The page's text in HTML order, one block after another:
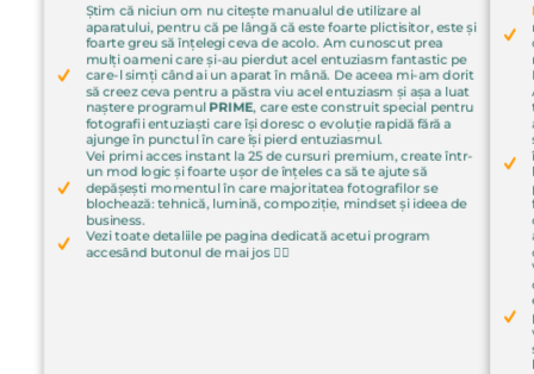
Știm că niciun om nu citește manualul de utilizare al
aparatului, pentru că pe lângă că este foarte plictisitor, este și
foarte greu să înțelegi ceva de acolo. Am cunoscut prea
mulți oameni care și-au pierdut acel entuziasm fantastic pe
care-l simți când ai un aparat în mână. De aceea mi-am dorit
să creez ceva pentru a păstra viu acel entuziasm și așa a luat
naștere programul PRIME, care este construit special pentru
fotografii entuziaști care își doresc o evoluție rapidă fără a
ajunge în punctul în care își pierd entuziasmul.
Vei primi acces instant la 25 de cursuri premium, create într-
un mod logic și foarte ușor de înțeles ca să te ajute să
depășești momentul în care majoritatea fotografilor se
blochează: tehnică, lumină, compoziție, mindset și ideea de
business.
Vezi toate detaliile pe pagina dedicată acetui program
accesând butonul de mai jos 👇🏻